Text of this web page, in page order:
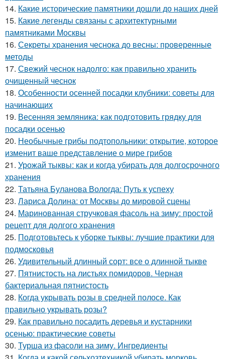
14. Какие исторические памятники дошли до наших дней
15. Какие легенды связаны с архитектурными
памятниками Москвы
16. Секреты хранения чеснока до весны: проверенные
методы
17. Свежий чеснок надолго: как правильно хранить
очищенный чеснок
18. Особенности осенней посадки клубники: советы для
начинающих
19. Весенняя земляника: как подготовить грядку для
посадки осенью
20. Необычные грибы подтопольники: открытие, которое
изменит ваше представление о мире грибов
21. Урожай тыквы: как и когда убирать для долгосрочного
хранения
22. Татьяна Буланова Вологда: Путь к успеху
23. Лариса Долина: от Москвы до мировой сцены
24. Маринованная стручковая фасоль на зиму: простой
рецепт для долгого хранения
25. Подготовьтесь к уборке тыквы: лучшие практики для
подмосковья
26. Удивительный длинный сорт: все о длинной тыкве
27. Пятнистость на листьях помидоров. Черная
бактериальная пятнистость
28. Когда укрывать розы в средней полосе. Как
правильно укрывать розы?
29. Как правильно посадить деревья и кустарники
осенью: практические советы
30. Турша из фасоли на зиму. Ингредиенты